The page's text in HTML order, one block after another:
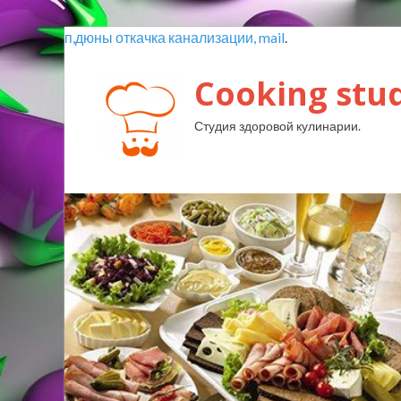
п,дюны откачка канализации, mail.
Cooking
Студия здоровой кулинарии.